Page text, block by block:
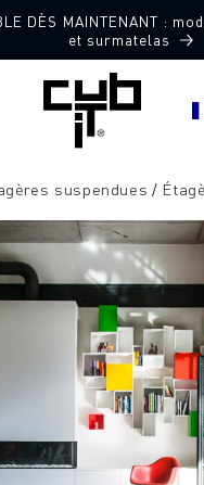
DÈS MAINTENANT :
et surmatelas
suspendues